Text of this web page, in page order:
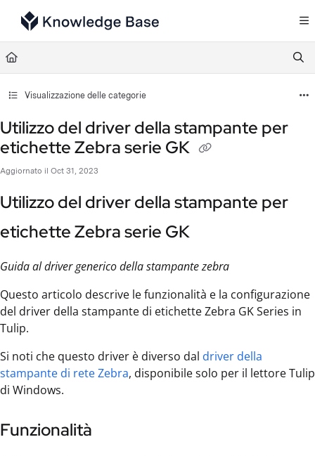
Documentation Index
Fetch the complete documentation index at:
Use this file to discover all available pages before exploring further.
Visualizzazione delle categorie
Utilizzo del driver della stampante per
etichette Zebra serie GK
Aggiornato il Oct 31, 2023
Utilizzo del driver della stampante per
etichette Zebra serie GK
Guida al driver generico della stampante zebra
Questo articolo descrive le funzionalità e la configurazione
del driver della stampante di etichette Zebra GK Series in
Tulip.
Si noti che questo driver è diverso dal driver della
stampante di rete Zebra, disponibile solo per il lettore Tulip
di Windows.
Funzionalità